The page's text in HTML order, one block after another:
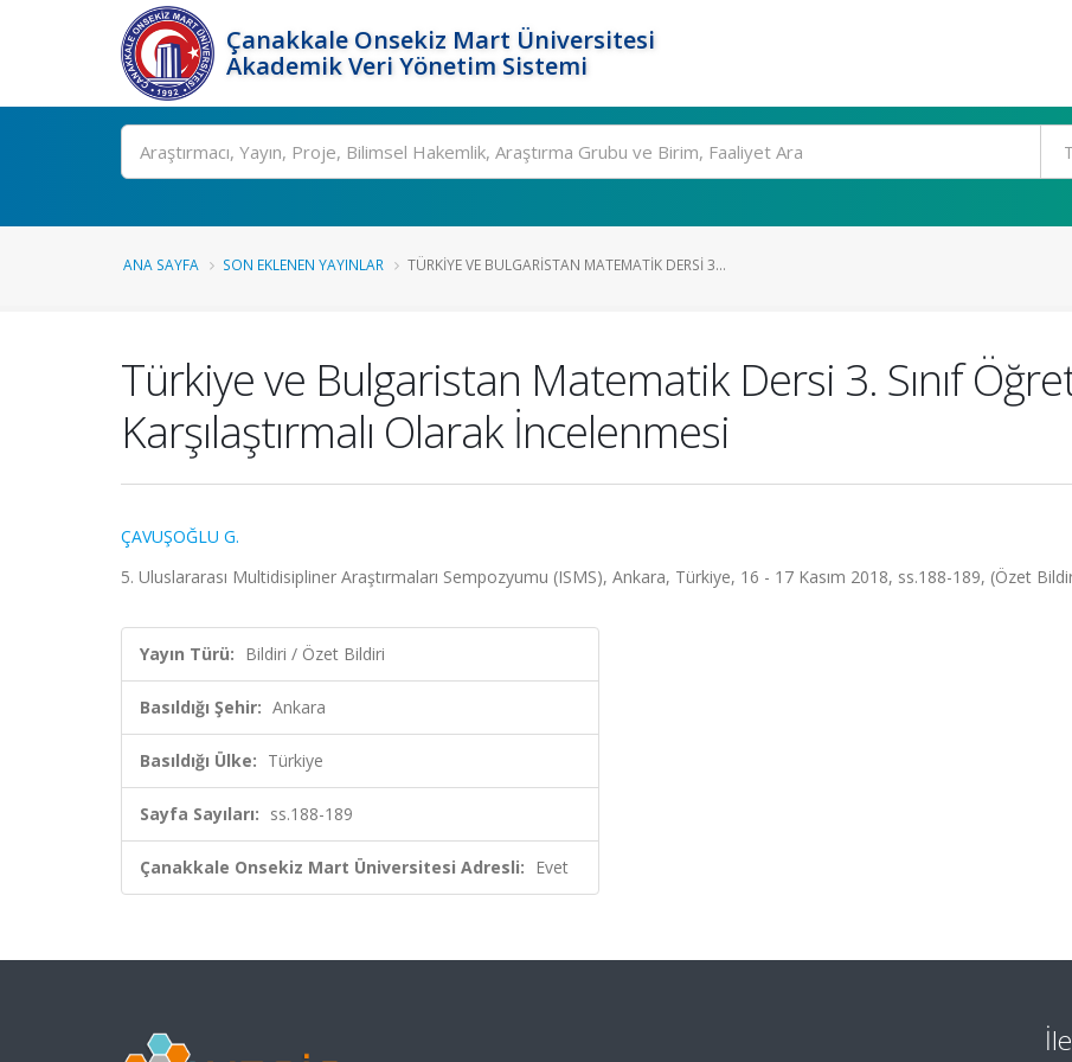
Çanakkale Onsekiz Mart Üniversitesi
Akademik Veri Yönetim Sistemi
Ara
ANA SAYFA SON EKLENEN YAYINLAR TÜRKIYE VE BULGARISTAN MATEMATIK DERSI 3...
Türkiye ve Bulgaristan Matematik Dersi 3. Sınıf
Karşılaştırmalı Olarak İncelenmesi
ÇAVUŞOĞLU G.
5. Uluslararası Multidisipliner Araştırmaları Sempozyumu (ISMS), Ankara, Türkiye, 16 - 17 Kasım 2018, ss.188-189, (Özet
Yayın Türü: Bildiri / Özet Bildiri
Basıldığı Şehir: Ankara
Basıldığı Ülke: Türkiye
Sayfa Sayıları: ss.188-189
Çanakkale Onsekiz Mart Üniversitesi Adresli: Evet